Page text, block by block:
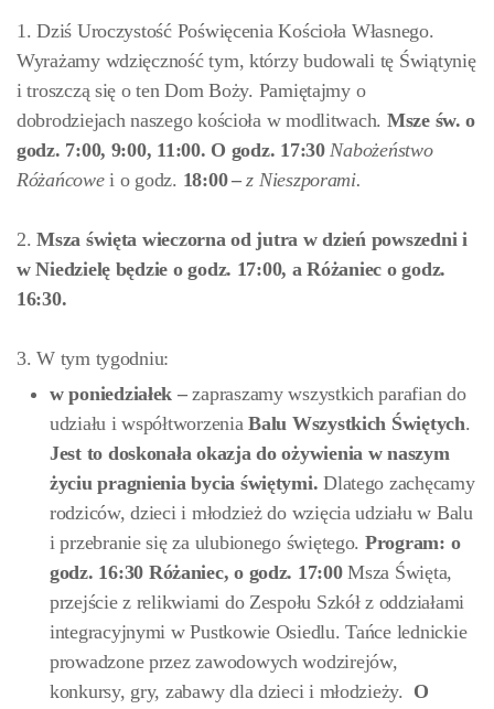
1. Dziś Uroczystość Poświęcenia Kościoła Własnego.
Wyrażamy wdzięczność tym, którzy budowali tę Świątynię
i troszczą się o ten Dom Boży. Pamiętajmy o
dobrodziejach naszego kościoła w modlitwach. Msze św. o
godz. 7:00, 9:00, 11:00. O godz. 17:30Nabożeństwo
Różańcowei o godz. 18:00–z Nieszporami.
2. Msza święta wieczorna od jutra w dzień powszedni i
w Niedzielę będzie o godz. 17:00, a Różaniec o godz.
16:30.
3. W tym tygodniu:
w poniedziałek –zapraszamy wszystkich parafian do
udziału i współtworzeniaBalu Wszystkich Świętych.
Jest to doskonała okazja do ożywienia w naszym
życiu pragnienia bycia świętymi.Dlatego zachęcamy
rodziców, dzieci i młodzież do wzięcia udziału w Balu
i przebranie się za ulubionego świętego. Program: o
godz. 16:30 Różaniec, o godz. 17:00 Msza Święta,
przejście z relikwiami do Zespołu Szkół z oddziałami
integracyjnymi w Pustkowie Osiedlu. Tańce lednickie
prowadzone przez zawodowych wodzirejów,
konkursy, gry, zabawy dla dzieci i młodzieży. O